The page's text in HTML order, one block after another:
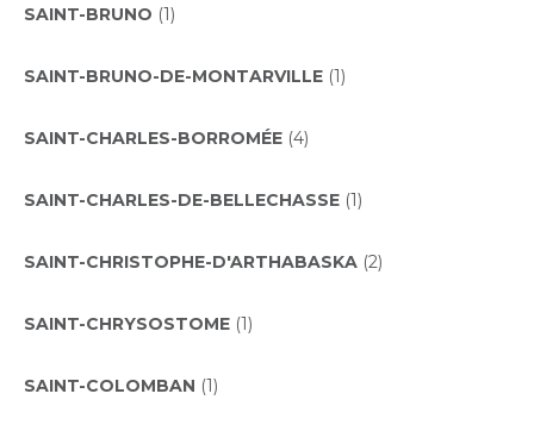
SAINT-BRUNO (1)
SAINT-BRUNO-DE-MONTARVILLE (1)
SAINT-CHARLES-BORROMÉE (4)
SAINT-CHARLES-DE-BELLECHASSE (1)
SAINT-CHRISTOPHE-D'ARTHABASKA (2)
SAINT-CHRYSOSTOME (1)
SAINT-COLOMBAN (1)